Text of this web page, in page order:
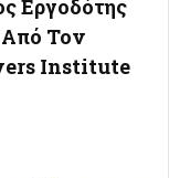
Εργοδότης
Από Τον
Institute